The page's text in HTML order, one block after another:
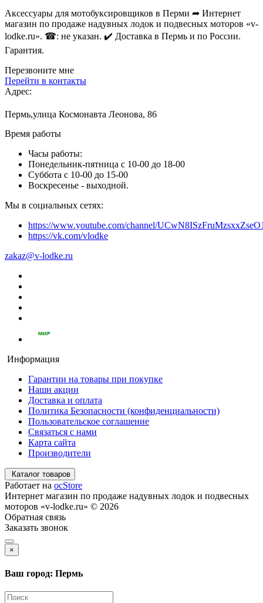
Аксессуары для мотобуксировщиков в Перми ➦ Интернет
магазин по продаже надувных лодок и подвесных моторов «v-
lodke.ru». ☎: не указан. ✔️ Доставка в Пермь и по России.
Гарантия.
Перезвоните мне
Перейти в контакты
Адрес:
Пермь,улица Космонавта Леонова, 86
Время работы
Часы работы:
Понедельник-пятница с 10-00 до 18-00
Суббота с 10-00 до 15-00
Воскресенье - выходной.
Мы в социальных сетях:
https://www.youtube.com/channel/
https://vk.com/vlodke
zakaz@v-lodke.ru
Информация
Гарантии на товары при покупке
Наши акции
Доставка и оплата
Политика Безопасности (конфиденциальности)
Пользовательское соглашение
Связаться с нами
Карта сайта
Производители
Каталог товаров
Работает на ocStore
Интернет магазин по продаже надувных лодок и подвесных
моторов «v-lodke.ru» © 2026
Обратная связь
Заказать звонок
×
Ваш город: Пермь